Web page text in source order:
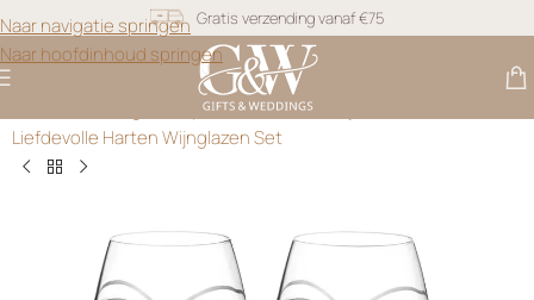
Naar navigatie springen
Naar hoofdinhoud springen
Snel geleverd
Gratis personalisatie
Gepersonaliseerde Wijn Cadeaus
Liefdevolle Harten Wijnglazen Set